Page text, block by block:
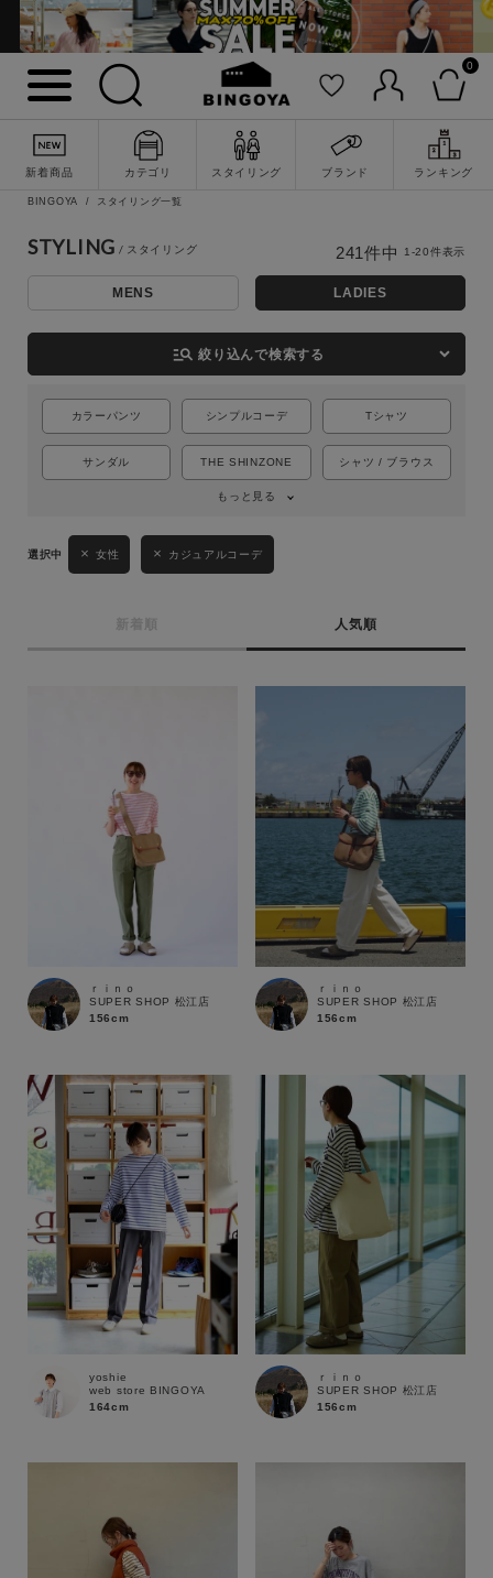
0
新着商品 カテゴリ スタイリング ブランド ランキング
詳細検索
キーワード
MENS
BINGOYA スタイリング一覧
STYLING
MENS LADIES
manage_search 絞り込んで検索する
カラーパンツ シンプルコーデ Tシャツ
サンダル THE SHINZONE シャツ / ブラウス
もっと見る
女性 カジュアルコーデ
新着順 人気順
241 件中 1-20件表示
ｒｉｎｏ
SUPER SHOP 松江店
156cm
ｒｉｎｏ
SUPER SHOP 松江店
156cm
yoshie
web store BINGOYA
164cm
ｒｉｎｏ
SUPER SHOP 松江店
156cm